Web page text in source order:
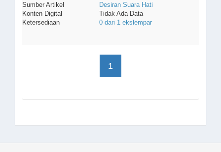
Sumber Artikel
Desiran Suara Hati
Konten Digital
Tidak Ada Data
Ketersediaan
0 dari 1 ekslempar
1